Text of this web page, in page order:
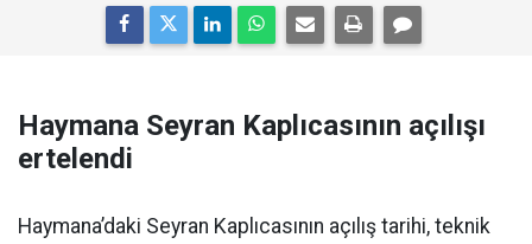
Haymana Seyran Kaplıcasının açılışı
ertelendi
Haymana’daki Seyran Kaplıcasının açılış tarihi, teknik